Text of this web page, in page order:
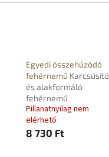
Egyedi összehúzódó
fehérnemű Karcsúsító
és alakformáló
fehérnemű
Pillanatnyilag nem
elérhető
8 730 Ft